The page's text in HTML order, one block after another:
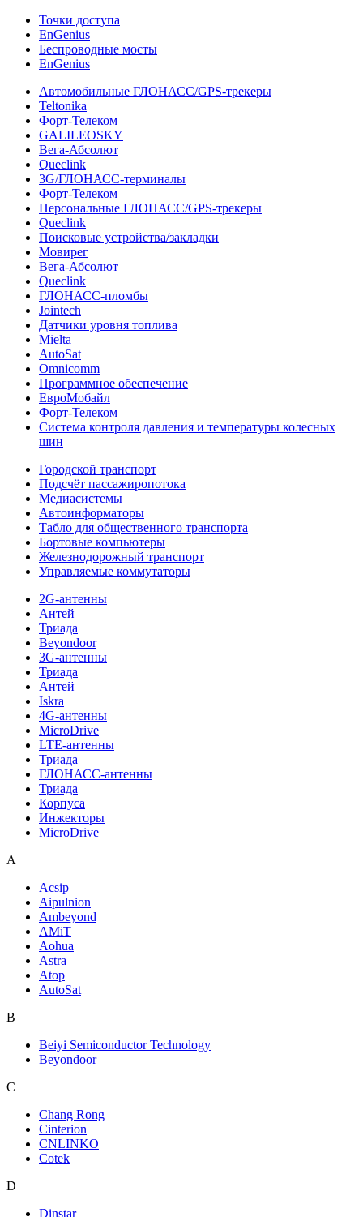
Точки доступа
EnGenius
Беспроводные мосты
EnGenius
Автомобильные ГЛОНАСС/GPS-трекеры
Teltonika
Форт-Телеком
GALILEOSKY
Вега-Абсолют
Queclink
3G/ГЛОНАСС-терминалы
Форт-Телеком
Персональные ГЛОНАСС/GPS-трекеры
Queclink
Поисковые устройства/закладки
Мовирег
Вега-Абсолют
Queclink
ГЛОНАСС-пломбы
Jointech
Датчики уровня топлива
Mielta
AutoSat
Omnicomm
Программное обеспечение
ЕвроМобайл
Форт-Телеком
Система контроля давления и температуры колесных
шин
Городской транспорт
Подсчёт пассажиропотока
Медиасистемы
Автоинформаторы
Табло для общественного транспорта
Бортовые компьютеры
Железнодорожный транспорт
Управляемые коммутаторы
2G-антенны
Антей
Триада
Beyondoor
3G-антенны
Триада
Антей
Iskra
4G-антенны
MicroDrive
LTE-антенны
Триада
ГЛОНАСС-антенны
Триада
Корпуса
Инжекторы
MicroDrive
A
Acsip
Aipulnion
Ambeyond
AMiT
Aohua
Astra
Atop
AutoSat
B
Beiyi Semiconductor Technology
Beyondoor
C
Chang Rong
Cinterion
CNLINKO
Cotek
D
Dinstar